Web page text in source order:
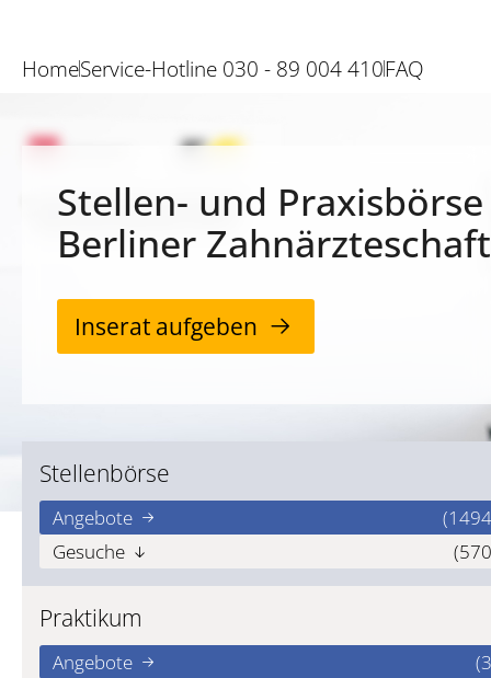
HomeService-Hotline 030 - 89 004 410FAQ
Stellen- und
Berliner Zahnärzteschaft
Inserat aufgeben
Stellenbörse
Angebote
Gesuche
Praktikum
Angebote